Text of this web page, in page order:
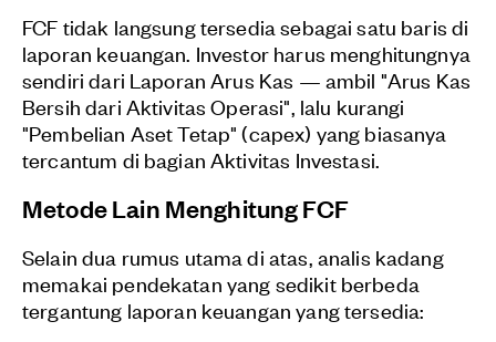
FCF tidak langsung tersedia sebagai satu baris di
laporan keuangan. Investor harus menghitungnya
sendiri dari Laporan Arus Kas — ambil "Arus Kas
Bersih dari Aktivitas Operasi", lalu kurangi
"Pembelian Aset Tetap" (capex) yang biasanya
tercantum di bagian Aktivitas Investasi.
Metode Lain Menghitung FCF
Selain dua rumus utama di atas, analis kadang
memakai pendekatan yang sedikit berbeda
tergantung laporan keuangan yang tersedia: